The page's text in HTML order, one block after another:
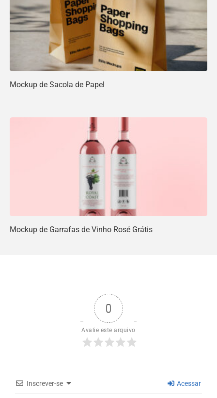
Mockup de Sacola de Papel
Mockup de Garrafas de Vinho Rosé Grátis
0
Avalie este arquivo
Inscrever-se Acessar